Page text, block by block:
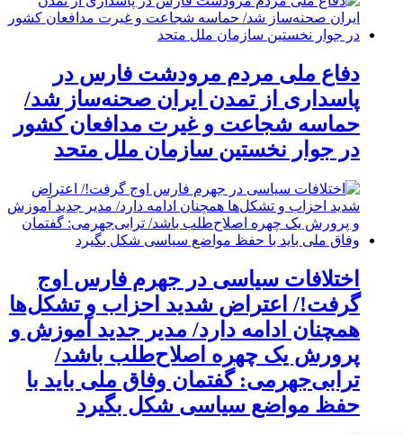
دفاع ملی مردم مرودشت فارس در
پاسداری از تمدن ایران صحنه‌ساز شد/
حماسه شجاعت و غیرت مدافعان کشور
در جوار نخستین سازمان ملل متحد
اختلافات سیاسی در جهرم فارس اوج
گرفت!/ اعتراض شدید احزاب و تشکل‌ها
همچنان ادامه دارد/ مدیر جدید آموزش و
پرورش یک چهره اصلاح‌طلب باشد/
ترابی‌جهرمی: گفتمان وفاق ملی باید با
حفظ مواضع سیاسی شکل بگیرد